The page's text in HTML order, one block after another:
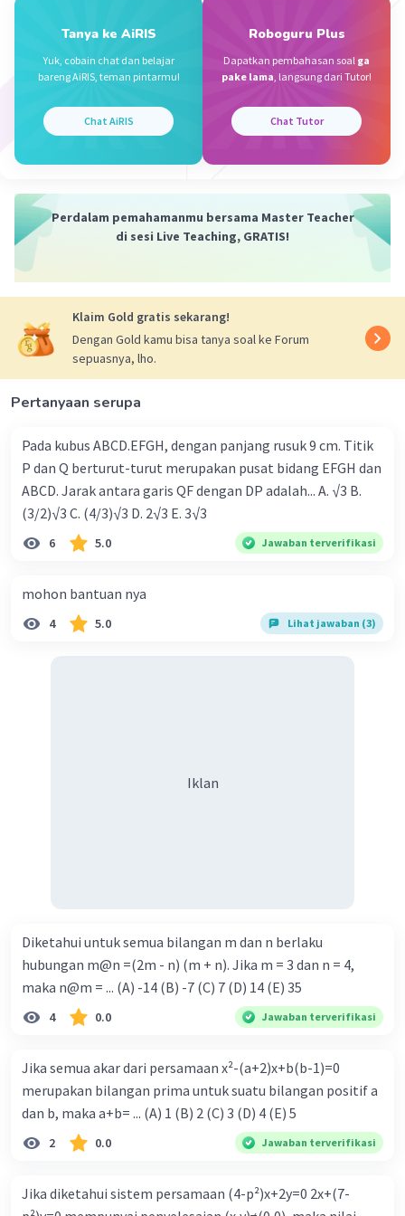
Tanya ke AiRIS
Yuk, cobain chat dan belajar
bareng AiRIS, teman pintarmu!
Chat AiRIS
Roboguru Plus
Dapatkan pembahasan soal ga
pake lama, langsung dari Tutor!
Chat Tutor
Perdalam pemahamanmu bersama Master Teacher
di sesi Live Teaching, GRATIS!
Klaim Gold gratis sekarang!
Dengan Gold kamu bisa tanya soal ke Forum
sepuasnya, lho.
Pertanyaan serupa
Pada kubus ABCD.EFGH, dengan panjang rusuk 9 cm. Titik
P dan Q berturut-turut merupakan pusat bidang EFGH dan
ABCD. Jarak antara garis QF dengan DP adalah... A. √3 B.
(3/2)√3 C. (4/3)√3 D. 2√3 E. 3√3
6 5.0 Jawaban terverifikasi
mohon bantuan nya
4 5.0 Lihat jawaban (3)
Iklan
Diketahui untuk semua bilangan m dan n berlaku
hubungan m@n =(2m - n) (m + n). Jika m = 3 dan n = 4,
maka n@m = ... (A) -14 (B) -7 (C) 7 (D) 14 (E) 35
4 0.0 Jawaban terverifikasi
Jika semua akar dari persamaan x²-(a+2)x+b(b-1)=0
merupakan bilangan prima untuk suatu bilangan positif a
dan b, maka a+b= ... (A) 1 (B) 2 (C) 3 (D) 4 (E) 5
2 0.0 Jawaban terverifikasi
Jika diketahui sistem persamaan (4-p²)x+2y=0 2x+(7-